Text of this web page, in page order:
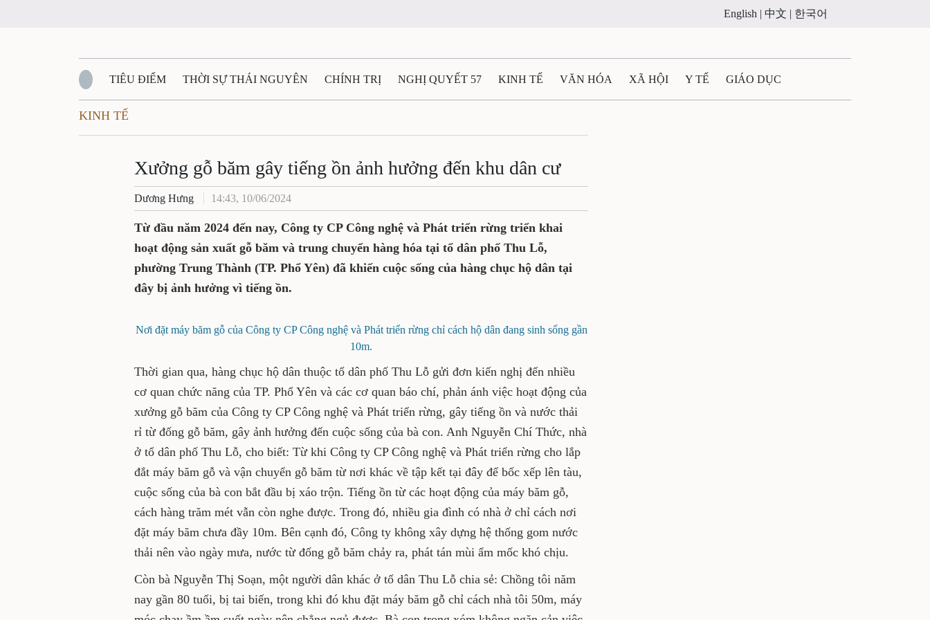
English | 中文 | 한국어
TIÊU ĐIỂM THỜI SỰ THÁI NGUYÊN CHÍNH TRỊ NGHỊ QUYẾT 57 KINH TẾ VĂN HÓA XÃ HỘI Y TẾ GIÁO DỤC
QUỐC PHÒNG - AN NINH
QUÊ HƯƠNG - ĐẤT NƯỚC QUỐC TẾ TÀI NGUYÊN - MÔI TRƯỜNG THỂ THAO THÔNG TIN - QUẢNG CÁO
VĂN BẢN, CHÍNH SÁCH MỚI VĂN NGHỆ THÁI NGUYÊN
KINH TẾ
Xưởng gỗ băm gây tiếng ồn ảnh hưởng đến khu dân cư
Dương Hưng 14:43, 10/06/2024
Từ đầu năm 2024 đến nay, Công ty CP Công nghệ và Phát triển rừng triển khai
hoạt động sản xuất gỗ băm và trung chuyển hàng hóa tại tổ dân phố Thu Lỗ,
phường Trung Thành (TP. Phổ Yên) đã khiến cuộc sống của hàng chục hộ dân tại
đây bị ảnh hưởng vì tiếng ồn.
Nơi đặt máy băm gỗ của Công ty CP Công nghệ và Phát triển rừng chỉ cách hộ dân đang sinh sống gần
10m.
Thời gian qua, hàng chục hộ dân thuộc tổ dân phố Thu Lỗ gửi đơn kiến nghị đến nhiều
cơ quan chức năng của TP. Phổ Yên và các cơ quan báo chí, phản ánh việc hoạt động của
xưởng gỗ băm của Công ty CP Công nghệ và Phát triển rừng, gây tiếng ồn và nước thải
rỉ từ đống gỗ băm, gây ảnh hưởng đến cuộc sống của bà con. Anh Nguyễn Chí Thức, nhà
ở tổ dân phố Thu Lỗ, cho biết: Từ khi Công ty CP Công nghệ và Phát triển rừng cho lắp
đắt máy băm gỗ và vận chuyển gỗ băm từ nơi khác về tập kết tại đây để bốc xếp lên tàu,
cuộc sống của bà con bắt đầu bị xáo trộn. Tiếng ồn từ các hoạt động của máy băm gỗ,
cách hàng trăm mét vẫn còn nghe được. Trong đó, nhiều gia đình có nhà ở chỉ cách nơi
đặt máy băm chưa đầy 10m. Bên cạnh đó, Công ty không xây dựng hệ thống gom nước
thải nên vào ngày mưa, nước từ đống gỗ băm chảy ra, phát tán mùi ẩm mốc khó chịu.
Còn bà Nguyễn Thị Soạn, một người dân khác ở tổ dân Thu Lỗ chia sẻ: Chồng tôi năm
nay gần 80 tuổi, bị tai biến, trong khi đó khu đặt máy băm gỗ chỉ cách nhà tôi 50m, máy